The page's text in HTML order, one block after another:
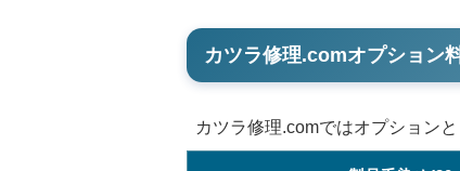
カツラ修理.comオプション
カツラ修理.comではオプション